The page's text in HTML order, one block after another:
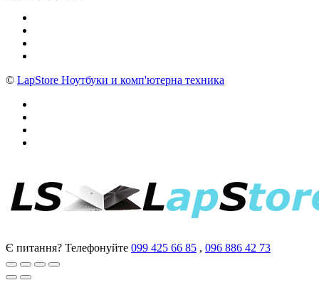
© LapStore Ноутбуки и комп'ютерна техника
Є питання? Телефонуйте 099 425 66 85 , 096 886 42 73